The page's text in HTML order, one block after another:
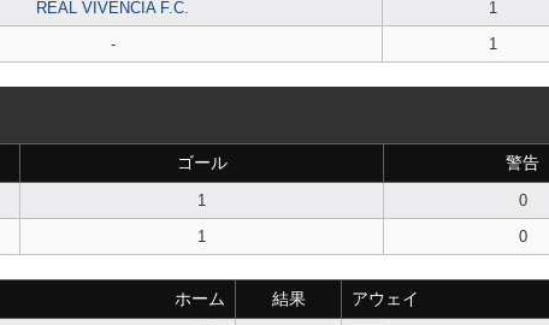
REAL VIVÊNCIA F.C. 1
- 1
ゴール 警告
1 0
1 0
ホーム 結果 アウェイ